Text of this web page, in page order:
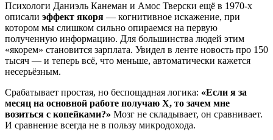
Психологи Даниэль Канеман и Амос Тверски ещё в 1970-х
описали эффект якоря — когнитивное искажение, при
котором мы слишком сильно опираемся на первую
полученную информацию. Для большинства людей этим
«якорем» становится зарплата. Увидел в ленте новость про 150
тысяч — и теперь всё, что меньше, автоматически кажется
несерьёзным.
Срабатывает простая, но беспощадная логика: «Если я за
месяц на основной работе получаю Х, то зачем мне
возиться с копейками?» Мозг не складывает, он сравнивает.
И сравнение всегда не в пользу микродохода.